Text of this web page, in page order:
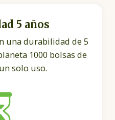
5 años
una durabilidad de 5
1000 bolsas de
solo uso.